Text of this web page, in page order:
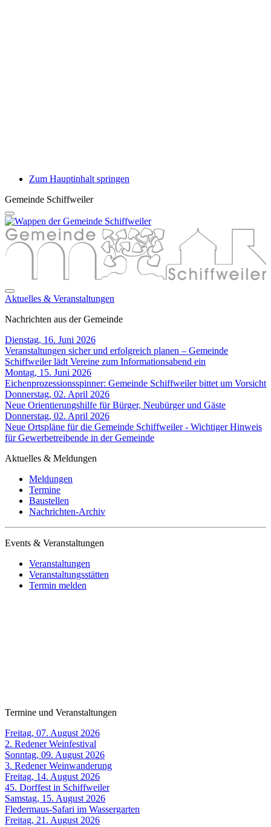
Zum Hauptinhalt springen
Gemeinde Schiffweiler
Aktuelles & Veranstaltungen
Nachrichten aus der Gemeinde
Dienstag, 16. Juni 2026
Veranstaltungen sicher und erfolgreich planen – Gemeinde
Schiffweiler lädt Vereine zum Informationsabend ein
Montag, 15. Juni 2026
Eichenprozessionsspinner: Gemeinde Schiffweiler bittet um Vorsicht
Donnerstag, 02. April 2026
Neue Orientierungshilfe für Bürger, Neubürger und Gäste
Donnerstag, 02. April 2026
Neue Ortspläne für die Gemeinde Schiffweiler - Wichtiger Hinweis
für Gewerbetreibende in der Gemeinde
Aktuelles & Meldungen
Meldungen
Termine
Baustellen
Nachrichten-Archiv
Events & Veranstaltungen
Veranstaltungen
Veranstaltungsstätten
Termin melden
Termine und Veranstaltungen
Freitag, 07. August 2026
2. Redener Weinfestival
Sonntag, 09. August 2026
3. Redener Weinwanderung
Freitag, 14. August 2026
45. Dorffest in Schiffweiler
Samstag, 15. August 2026
Fledermaus-Safari im Wassergarten
Freitag, 21. August 2026